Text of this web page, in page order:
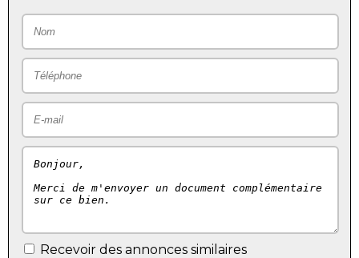
Recevoir des annonces similaires